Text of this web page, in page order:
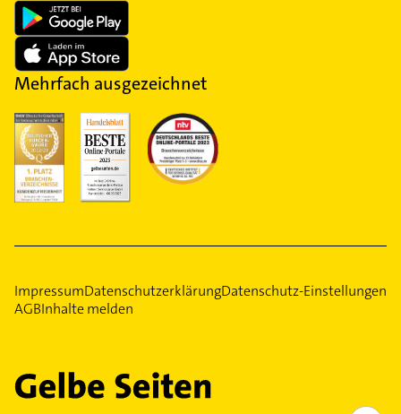
Mehrfach ausgezeichnet
ImpressumDatenschutzerklärungDatenschutz-Einstellungen
AGBInhalte melden